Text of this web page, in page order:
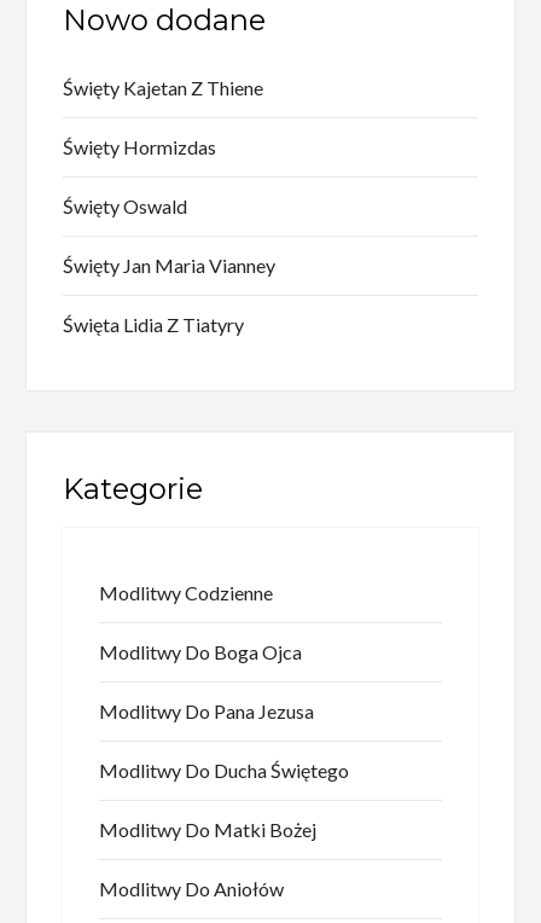
Nowo dodane
Święty Kajetan Z Thiene
Święty Hormizdas
Święty Oswald
Święty Jan Maria Vianney
Święta Lidia Z Tiatyry
Kategorie
Modlitwy Codzienne
Modlitwy Do Boga Ojca
Modlitwy Do Pana Jezusa
Modlitwy Do Ducha Świętego
Modlitwy Do Matki Bożej
Modlitwy Do Aniołów